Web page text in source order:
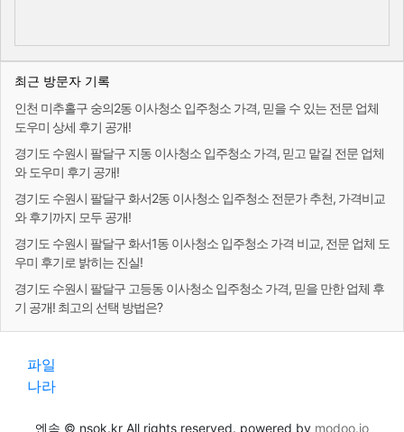
최근 방문자 기록
인천 미추홀구 숭의2동 이사청소 입주청소 가격, 믿을 수 있는 전문 업체
도우미 상세 후기 공개!
경기도 수원시 팔달구 지동 이사청소 입주청소 가격, 믿고 맡길 전문 업체
와 도우미 후기 공개!
경기도 수원시 팔달구 화서2동 이사청소 입주청소 전문가 추천, 가격비교
와 후기까지 모두 공개!
경기도 수원시 팔달구 화서1동 이사청소 입주청소 가격 비교, 전문 업체 도
우미 후기로 밝히는 진실!
경기도 수원시 팔달구 고등동 이사청소 입주청소 가격, 믿을 만한 업체 후
기 공개! 최고의 선택 방법은?
파일
나라
엔속 © nsok.kr All rights reserved. powered by modoo.io